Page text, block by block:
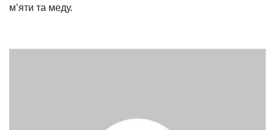
м’яти та меду.